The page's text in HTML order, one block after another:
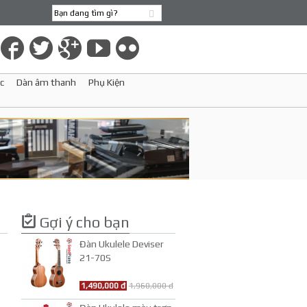
Dàn âm thanh
Phụ Kiện
Gợi ý cho bạn
Đàn Ukulele Deviser
21-70S
1,490,000 đ 1,960,000 đ